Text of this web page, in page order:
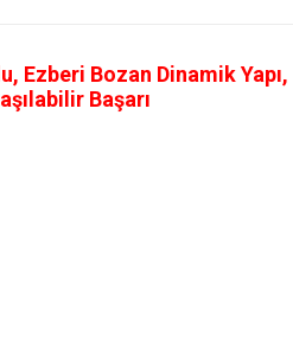
Bozan Dinamik Yapı,
Başarı